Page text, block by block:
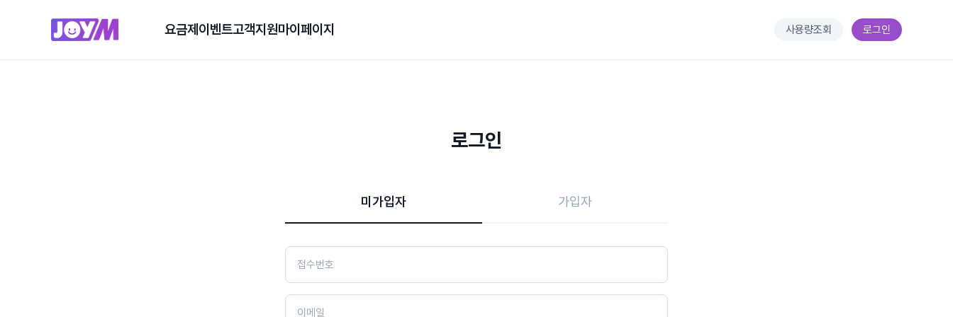
요금제 이벤트고객지원마이페이지 사용량조회 로그인
로그인
미가입자 가입자